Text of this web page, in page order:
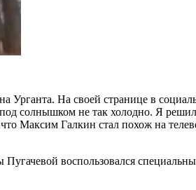
На своей странице в
солнышком не так холодно. Я
Максим Галкин стал похож на
воспользовался